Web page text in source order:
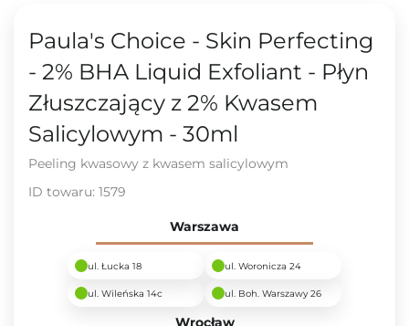
Paula's Choice - Skin Perfecting
- 2% BHA Liquid Exfoliant - Płyn
Złuszczający z 2% Kwasem
Salicylowym - 30ml
Peeling kwasowy z kwasem salicylowym
ID towaru: 1579
Warszawa
ul. Łucka 18 ul. Woronicza 24
ul. Wileńska 14c ul. Boh. Warszawy 26
Wrocław